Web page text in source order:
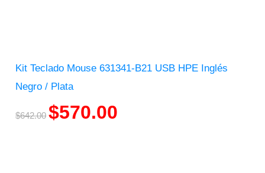
Kit Teclado Mouse 631341-B21 USB HPE Inglés
Negro / Plata
$642.00 $570.00